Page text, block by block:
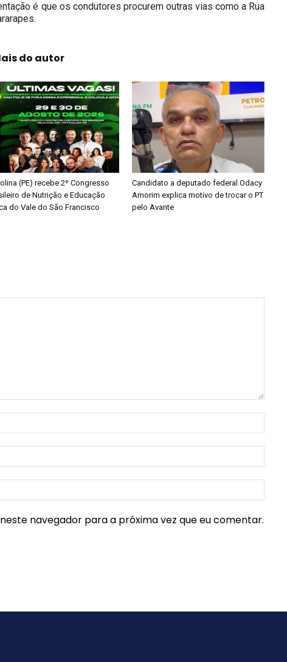
é que os condutores procurem outras vias como a Rua
do autor
(PE) recebe 2º Congresso
de Nutrição e Educação
do Vale do São Francisco
Candidato a deputado federal Odacy
Amorim explica motivo de trocar o PT
pelo Avante
navegador para a próxima vez que eu comentar.